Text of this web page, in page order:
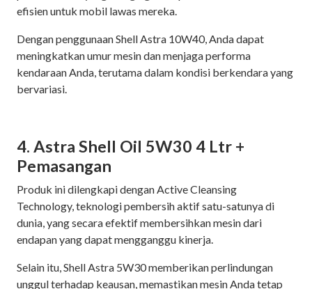
efisien untuk mobil lawas mereka.
Dengan penggunaan Shell Astra 10W40, Anda dapat
meningkatkan umur mesin dan menjaga performa
kendaraan Anda, terutama dalam kondisi berkendara yang
bervariasi.
4. Astra Shell Oil 5W30 4 Ltr +
Pemasangan
Produk ini dilengkapi dengan Active Cleansing
Technology, teknologi pembersih aktif satu-satunya di
dunia, yang secara efektif membersihkan mesin dari
endapan yang dapat mengganggu kinerja.
Selain itu, Shell Astra 5W30 memberikan perlindungan
unggul terhadap keausan, memastikan mesin Anda tetap